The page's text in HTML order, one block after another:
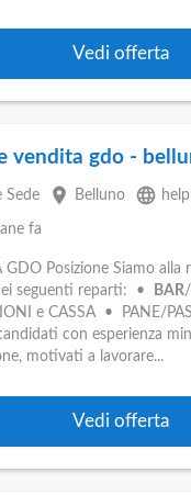
Vedi offerta
vendita gdo -
Sede place Belluno language
fa
GDO Posizione Siamo alla
seguenti reparti: •
BAR
e CASSA • PANE/
con esperienza
motivati a lavorare...
Vedi offerta